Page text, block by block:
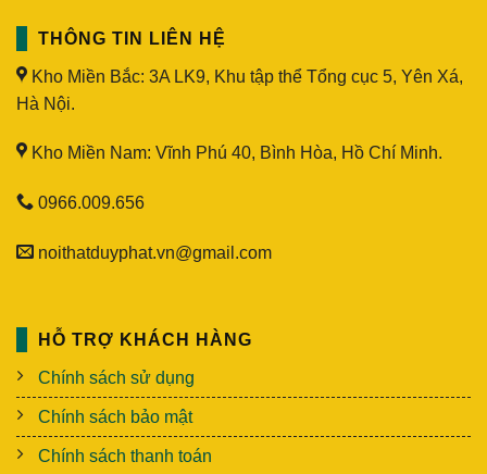
THÔNG TIN LIÊN HỆ
Kho Miền Bắc: 3A LK9, Khu tập thể Tổng cục 5, Yên Xá,
Hà Nội.
Kho Miền Nam: Vĩnh Phú 40, Bình Hòa, Hồ Chí Minh.
0966.009.656
noithatduyphat.vn@gmail.com
HỖ TRỢ KHÁCH HÀNG
Chính sách sử dụng
Chính sách bảo mật
Chính sách thanh toán